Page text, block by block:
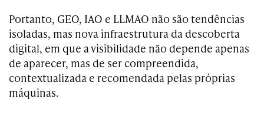
Portanto, GEO, IAO e LLMAO não são tendências
isoladas, mas nova infraestrutura da descoberta
digital, em que a visibilidade não depende apenas
de aparecer, mas de ser compreendida,
contextualizada e recomendada pelas próprias
máquinas.